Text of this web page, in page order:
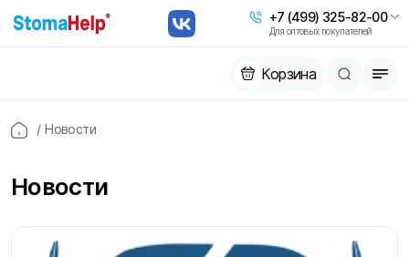
+7 (499) 325-82-00
Для оптовых покупателей
Корзина
/ Новости
Новости